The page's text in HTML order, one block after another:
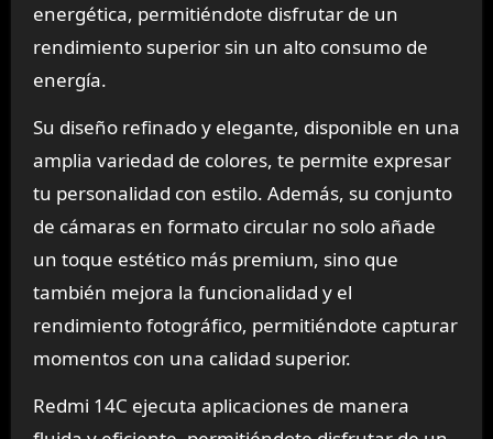
energética, permitiéndote disfrutar de un
rendimiento superior sin un alto consumo de
energía.
Su diseño refinado y elegante, disponible en una
amplia variedad de colores, te permite expresar
tu personalidad con estilo. Además, su conjunto
de cámaras en formato circular no solo añade
un toque estético más premium, sino que
también mejora la funcionalidad y el
rendimiento fotográfico, permitiéndote capturar
momentos con una calidad superior.
Redmi 14C ejecuta aplicaciones de manera